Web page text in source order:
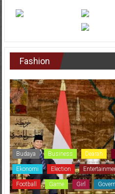
Fashion
Budaya Business Dearah
Ekonomi Election
Football Game Girl